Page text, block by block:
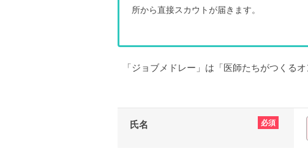
所から直接スカウトが届きます。
「ジョブメドレー」は「医師たちがつくる
氏名 必須